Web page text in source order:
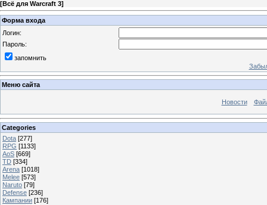
[Всё для Warcraft 3]
Форма входа
Логин:
Пароль:
запомнить
Меню сайта
Новости
Categories
Dota [277]
RPG [1133]
AoS [669]
TD [334]
Arena [1018]
Melee [573]
Naruto [79]
Defense [236]
Кампании [176]